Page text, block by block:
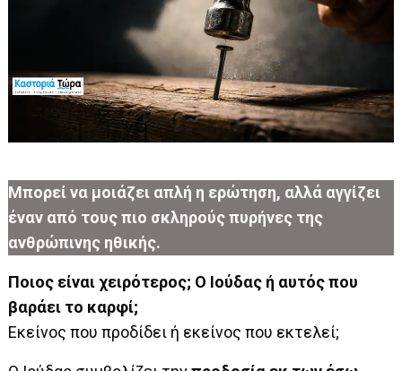
Μπορεί να μοιάζει απλή η ερώτηση, αλλά αγγίζει
έναν από τους πιο σκληρούς πυρήνες της
ανθρώπινης ηθικής.
Ποιος είναι χειρότερος; Ο Ιούδας ή αυτός που
βαράει το καρφί;
Εκείνος που προδίδει ή εκείνος που εκτελεί;